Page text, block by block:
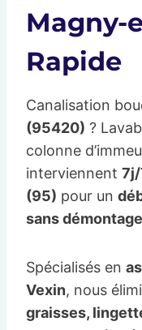
Magny-
Rapide
Canalisation
(95420) ?
colonne
interviennent 7j/
(95) pour un
sans démontage
Spécialisés en
Vexin, nous
graisses,